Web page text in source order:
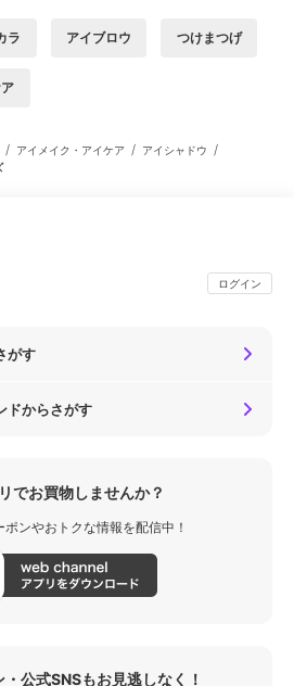
ラ アイブロウ つけまつげ
/ アイメイク・アイケア / アイシャドウ /
ログイン
がす
ドからさがす
でお買物しませんか？
ンやおトクな情報を配信中！
・公式SNSもお見逃しなく！